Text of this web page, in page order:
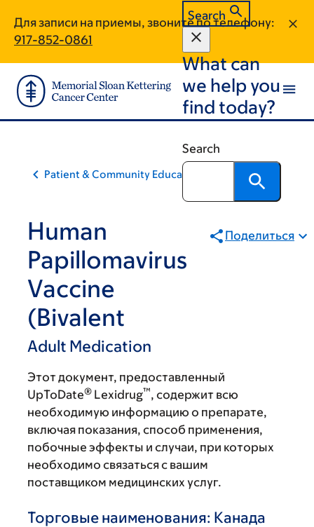
main
content
footer
Для записи на приемы, звоните по телефону:
917-852-0861
Search
What can
we help you
find today?
Search
Patient & Community Education
Human
Papillomavirus
Vaccine
(Bivalent
Adult Medication
Поделиться
Этот документ, предоставленный
UpToDate® Lexidrug™, содержит всю
необходимую информацию о препарате,
включая показания, способ применения,
побочные эффекты и случаи, при которых
необходимо связаться с вашим
поставщиком медицинских услуг.
Торговые наименования: Канада